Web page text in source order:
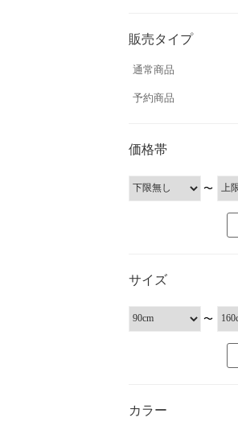
販売タイプ
通常商品
予約商品
価格帯
〜
サイズ
〜
カラー